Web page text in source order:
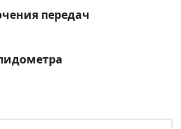
передач